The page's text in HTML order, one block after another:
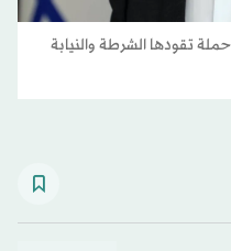
تقودها الشرطة والنيابة